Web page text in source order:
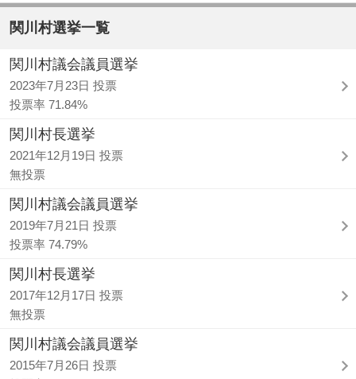
関川村選挙一覧
関川村議会議員選挙
2023年7月23日 投票
投票率 71.84%
関川村長選挙
2021年12月19日 投票
無投票
関川村議会議員選挙
2019年7月21日 投票
投票率 74.79%
関川村長選挙
2017年12月17日 投票
無投票
関川村議会議員選挙
2015年7月26日 投票